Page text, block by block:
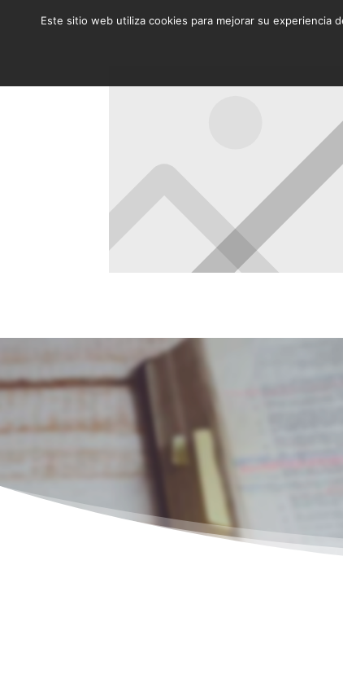
Este sitio web utiliza cookies para mejorar su experiencia